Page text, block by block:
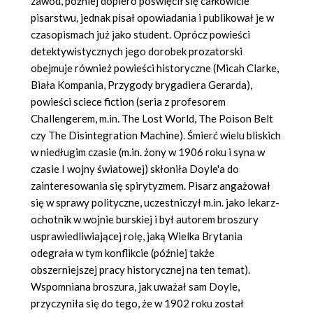
pisarstwu, jednak pisał opowiadania i publikował je w
czasopismach już jako student. Oprócz powieści
detektywistycznych jego dorobek prozatorski
obejmuje również powieści historyczne (Micah Clarke,
Biała Kompania, Przygody brygadiera Gerarda),
powieści sciece fiction (seria z profesorem
Challengerem, m.in. The Lost World, The Poison Belt
czy The Disintegration Machine). Śmierć wielu bliskich
w niedługim czasie (m.in. żony w 1906 roku i syna w
czasie I wojny światowej) skłoniła Doyle'a do
zainteresowania się spirytyzmem. Pisarz angażował
się w sprawy polityczne, uczestniczył m.in. jako lekarz-
ochotnik w wojnie burskiej i był autorem broszury
usprawiedliwiającej rolę, jaką Wielka Brytania
odegrała w tym konflikcie (później także
obszerniejszej pracy historycznej na ten temat).
Wspomniana broszura, jak uważał sam Doyle,
przyczyniła się do tego, że w 1902 roku został